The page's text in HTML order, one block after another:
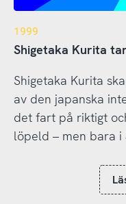
1999
Shigetaka Kurita
Shigetaka Kurita
av den japanska
det fart på riktigt
löpeld – men bara i